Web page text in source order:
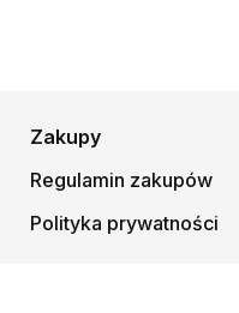
Zakupy
Regulamin zakupów
Polityka prywatności